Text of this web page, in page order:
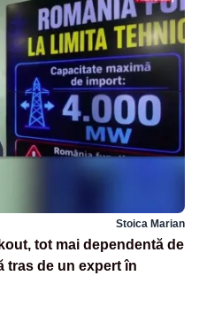
Stoica Marian
tot mai dependentă de
tras de un expert în